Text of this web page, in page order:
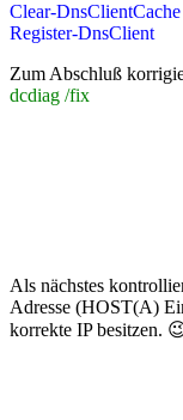
Clear-DnsClientCache
Register-DnsClient
Zum Abschluß
dcdiag /fix
Als nächstes
Adresse (HOST(A)
korrekte IP besitzen.